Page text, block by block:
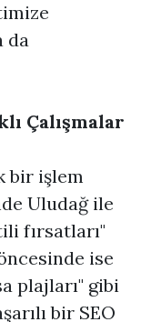
da
Çalışmalar
bir işlem
Uludağ ile
fırsatları"
ise
plajları" gibi
bir SEO